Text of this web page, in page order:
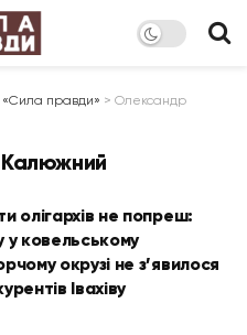
«Сила правди» > Олександр
олігархів не попреш:
у ковельському
окрузі не з’явилося
Івахіву